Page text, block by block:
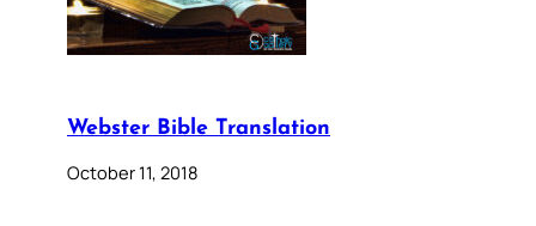
Webster Bible Translation
October 11, 2018